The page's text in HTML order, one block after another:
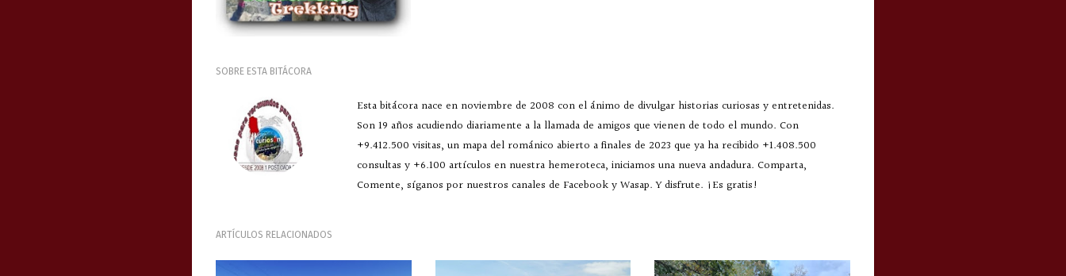
SOBRE ESTA BITÁCORA
Esta bitácora nace en noviembre de 2008 con el ánimo de divulgar historias curiosas y entretenidas.
Son 19 años acudiendo diariamente a la llamada de amigos que vienen de todo el mundo. Con
+9.412.500 visitas, un mapa del románico abierto a finales de 2023 que ya ha recibido +1.408.500
consultas y +6.100 artículos en nuestra hemeroteca, iniciamos una nueva andadura. Comparta,
Comente, síganos por nuestros canales de Facebook y Wasap. Y disfrute. ¡Es gratis!
ARTÍCULOS RELACIONADOS